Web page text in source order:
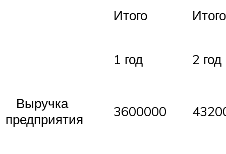
Итого Итого
1 год 2 год
Выручка
предприятия
3600000